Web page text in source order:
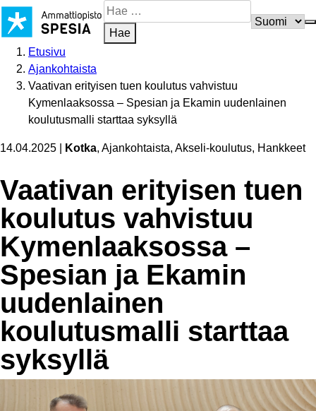
Siirry
sisältöön
Hae
sivustosta
Hae
Etusivu
Ajankohtaista
Vaativan erityisen tuen koulutus vahvistuu
Kymenlaaksossa – Spesian ja Ekamin uudenlainen
koulutusmalli starttaa syksyllä
14.04.2025 Kotka, Ajankohtaista, Akseli-koulutus, Hankkeet
Vaativan erityisen tuen
koulutus vahvistuu
Kymenlaaksossa –
Spesian ja Ekamin
uudenlainen
koulutusmalli starttaa
syksyllä